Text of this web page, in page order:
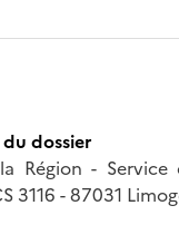
dossier
Région -
3116 - 87031